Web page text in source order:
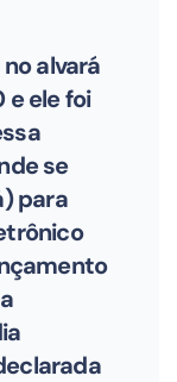
alvará
ele foi
se
para